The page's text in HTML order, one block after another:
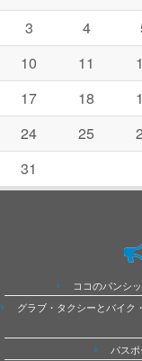
3
4
10
11
17
18
24
25
31
ココのパンシ
グラブ・タクシーとバイ
パス